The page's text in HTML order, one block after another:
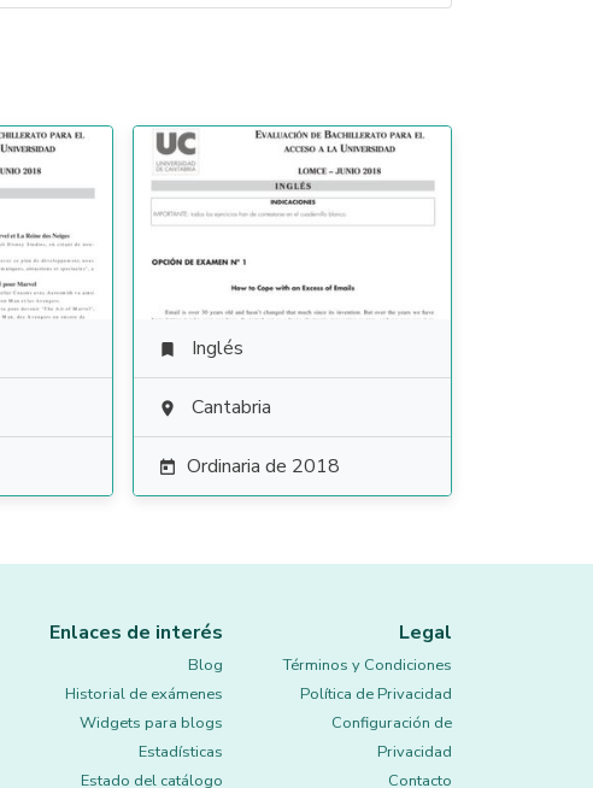
 Inglés
 Cantabria
 Ordinaria de 2018
Enlaces de interés
Blog
Historial de exámenes
Widgets para blogs
Estadísticas
Estado del catálogo
Legal
Términos y Condiciones
Política de Privacidad
Configuración de
Privacidad
Contacto